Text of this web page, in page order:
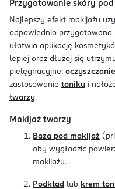
Przygotowanie skóry
Najlepszy efekt makijażu
odpowiednio
ułatwia aplikację
lepiej oraz dłużej się
pielęgnacyjne:
zastosowanie toniku i
twarzy.
Makijaż twarzy
Baza pod makijaż
aby wygładzić
makijażu.
Podkład lub krem